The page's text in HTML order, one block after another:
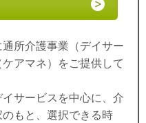
所介護事業（デイサー
アマネ）をご提供して
サービスを中心に、介
もと、選択できる時